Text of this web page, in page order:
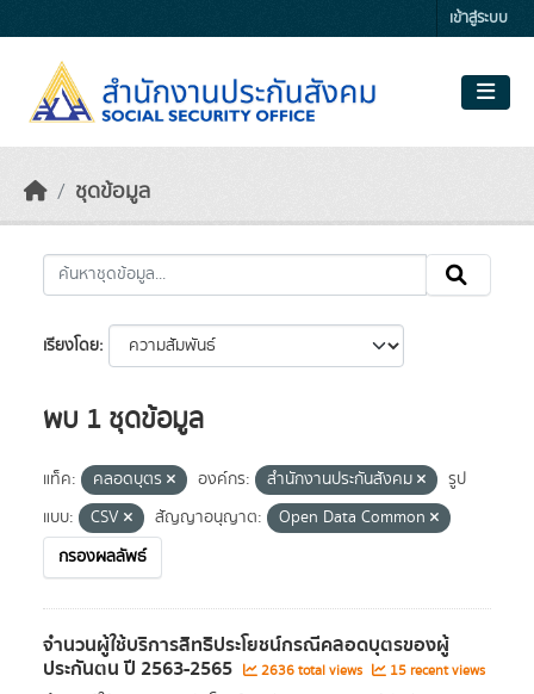
เข้าสู่ระบบ
ชุดข้อมูล
เรียงโดย
พบ 1 ชุดข้อมูล
แท็ค: คลอดบุตร องค์กร: สำนักงานประกันสังคม
รูป
แบบ:
CSV สัญญาอนุญาต:
Open Data Common
กรองผลลัพธ์
จำนวนผู้ใช้บริการสิทธิประโยชน์กรณีคลอดบุตรของผู้
ประกันตน ปี 2563-2565 2636 total views 15 recent views